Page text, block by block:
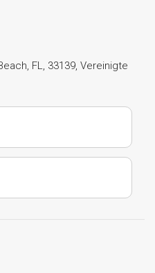
FL, 33139, Vereinigte